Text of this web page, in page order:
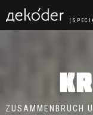
ZUSAMMENBRUCH
Navigated to KRACH